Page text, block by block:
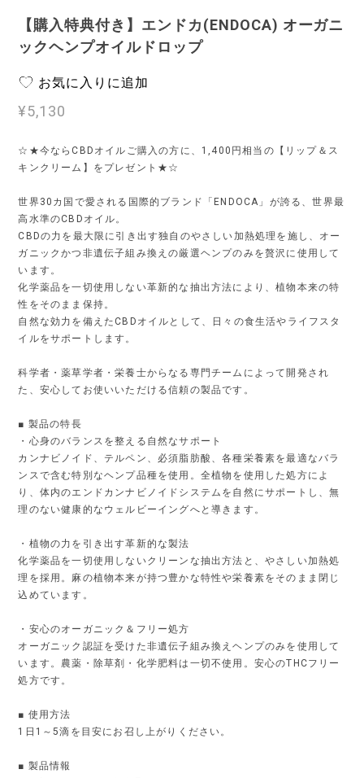
【購入特典付き】エンドカ(ENDOCA) オーガニ
ックヘンプオイルドロップ
お気に入りに追加
¥5,130
☆★今ならCBDオイルご購入の方に、1,400円相当の【リップ＆ス
キンクリーム】をプレゼント★☆
世界30カ国で愛される国際的ブランド「ENDOCA」が誇る、世界最
高水準のCBDオイル。
CBDの力を最大限に引き出す独自のやさしい加熱処理を施し、オー
ガニックかつ非遺伝子組み換えの厳選ヘンプのみを贅沢に使用して
います。
化学薬品を一切使用しない革新的な抽出方法により、植物本来の特
性をそのまま保持。
自然な効力を備えたCBDオイルとして、日々の食生活やライフスタ
イルをサポートします。
科学者・薬草学者・栄養士からなる専門チームによって開発され
た、安心してお使いいただける信頼の製品です。
■ 製品の特長
・心身のバランスを整える自然なサポート
カンナビノイド、テルペン、必須脂肪酸、各種栄養素を最適なバラ
ンスで含む特別なヘンプ品種を使用。全植物を使用した処方によ
り、体内のエンドカンナビノイドシステムを自然にサポートし、無
理のない健康的なウェルビーイングへと導きます。
・植物の力を引き出す革新的な製法
化学薬品を一切使用しないクリーンな抽出方法と、やさしい加熱処
理を採用。麻の植物本来が持つ豊かな特性や栄養素をそのまま閉じ
込めています。
・安心のオーガニック＆フリー処方
オーガニック認証を受けた非遺伝子組み換えヘンプのみを使用して
います。農薬・除草剤・化学肥料は一切不使用。安心のTHCフリー
処方です。
■ 使用方法
1日1～5滴を目安にお召し上がりください。
■ 製品情報